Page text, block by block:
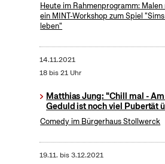
Heute im Rahmenprogramm:
ein MINT-Workshop zum Spiel
leben"
14.11.2021
18 bis 21 Uhr
Matthias Jung: "Chill mal -
Geduld ist noch viel Pubertät
Comedy im Bürgerhaus Stollwerck
19.11. bis3.12.2021